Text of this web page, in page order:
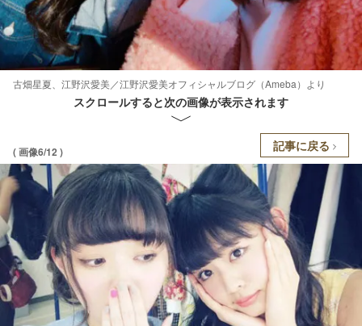
古畑星夏、江野沢愛美／江野沢愛美オフィシャルブログ（Ameba）より
スクロールすると次の画像が表示されます
( 画像6/12 ) 記事に戻る